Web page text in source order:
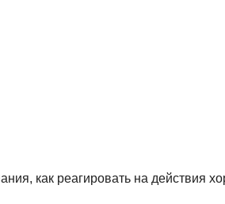
как реагировать на действия